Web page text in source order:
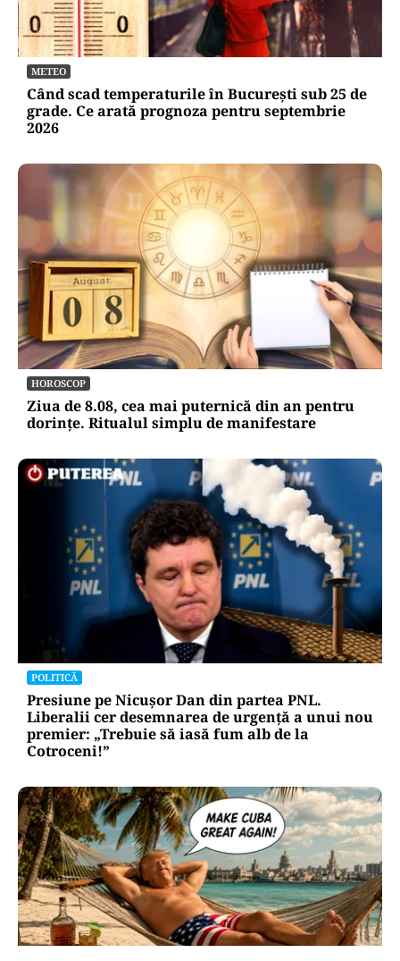
METEO
Când scad temperaturile în București sub 25 de
grade. Ce arată prognoza pentru septembrie
2026
HOROSCOP
Ziua de 8.08, cea mai puternică din an pentru
dorințe. Ritualul simplu de manifestare
POLITICĂ
Presiune pe Nicușor Dan din partea PNL.
Liberalii cer desemnarea de urgență a unui nou
premier: „Trebuie să iasă fum alb de la
Cotroceni!”